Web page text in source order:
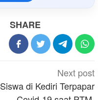
SHARE
Next post
Siswa di Kediri Terpapar